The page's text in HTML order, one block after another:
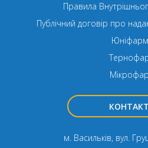
Правила
Публічний договір про
м. Васильків, вул.